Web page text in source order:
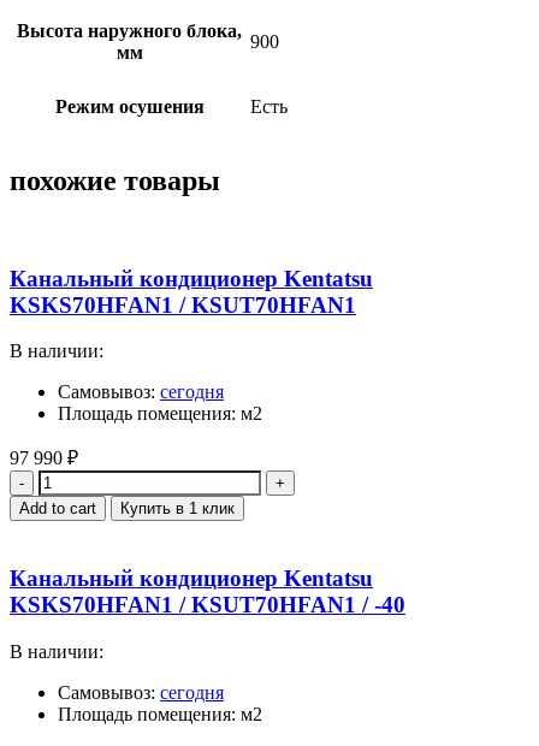
Высота наружного блока,
мм
900
Режим осушения Есть
похожие товары
Канальный кондиционер Kentatsu
KSKS70HFAN1 / KSUT70HFAN1
В наличии:
Самовывоз: сегодня
Площадь помещения: м2
97 990 ₽
Quantity
Add to cart Купить в 1 клик
Канальный кондиционер Kentatsu
KSKS70HFAN1 / KSUT70HFAN1 / -40
В наличии:
Самовывоз: сегодня
Площадь помещения: м2